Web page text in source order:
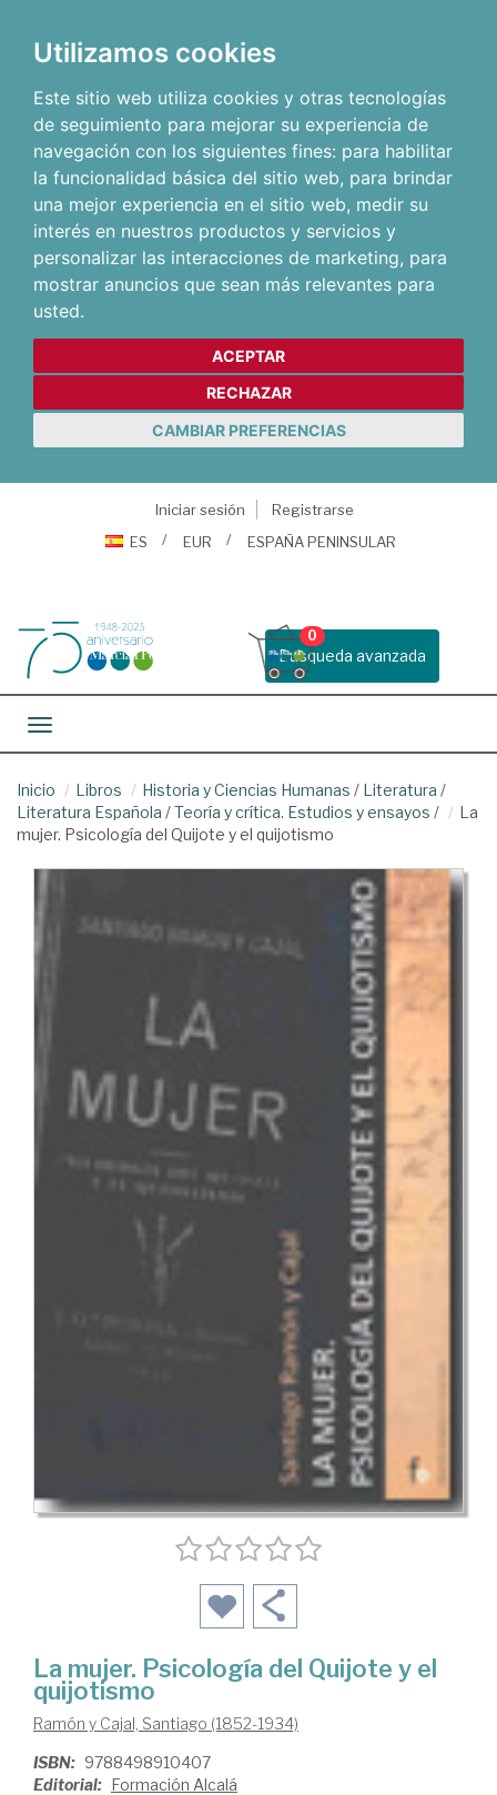
Utilizamos cookies
Este sitio web utiliza cookies y otras tecnologías
de seguimiento para mejorar su experiencia de
navegación con los siguientes fines: para habilitar
la funcionalidad básica del sitio web, para brindar
una mejor experiencia en el sitio web, medir su
interés en nuestros productos y servicios y
personalizar las interacciones de marketing, para
mostrar anuncios que sean más relevantes para
usted.
ACEPTAR
RECHAZAR
CAMBIAR PREFERENCIAS
Iniciar sesión
Registrarse
ES
EUR ESPAÑA PENINSULAR
Busqueda avanzada
0
Toggle navigation
Inicio Libros Historia y Ciencias Humanas / Literatura /
Literatura Española /Teoría y crítica. Estudios y ensayos /
La
mujer. Psicología del Quijote y el quijotismo
La mujer. Psicología del Quijote y el
quijotismo
Ramón y Cajal, Santiago (1852-1934)
ISBN: 9788498910407
Editorial: Formación Alcalá